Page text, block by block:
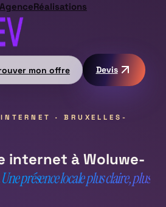
AgenceRéalisations
mon offre Devis
· BRUXELLES-
internet àWoluwe-
Une présence locale plus claire, plus